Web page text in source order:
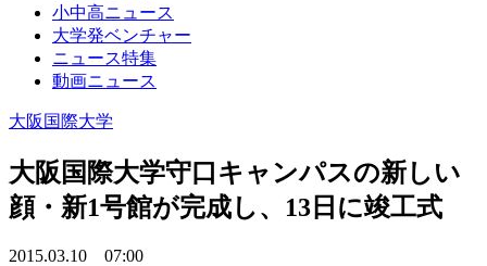
小中高ニュース
大学発ベンチャー
ニュース特集
動画ニュース
大阪国際大学
大阪国際大学守口キャンパスの新しい
顔・新1号館が完成し、13日に竣工式
2015.03.10 07:00